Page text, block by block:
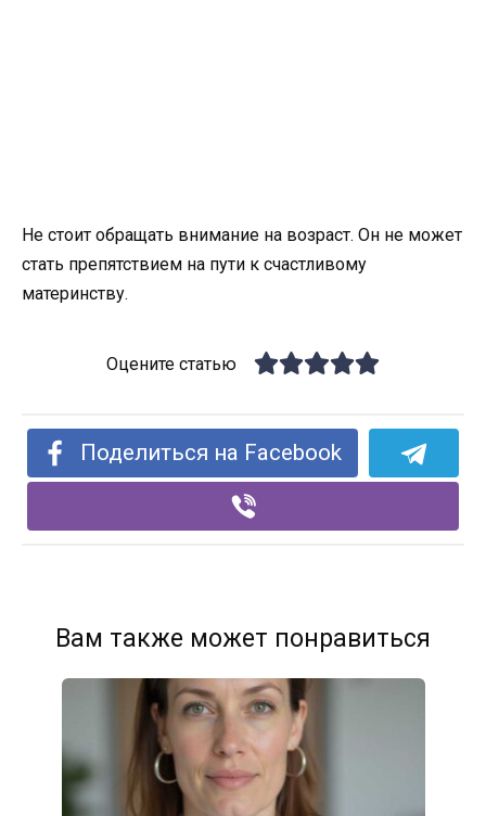
Не стоит обращать внимание на возраст. Он не может
стать препятствием на пути к счастливому
материнству.
Оцените статью
Поделиться на Facebook
Вам также может понравиться